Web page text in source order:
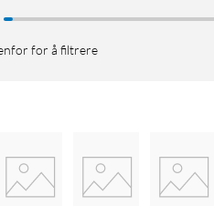
for å filtrere